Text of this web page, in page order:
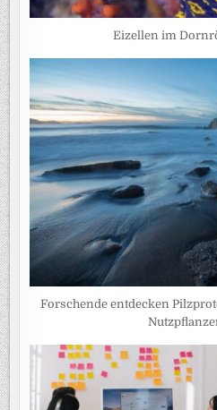
Eizellen im
Forschende entdecken